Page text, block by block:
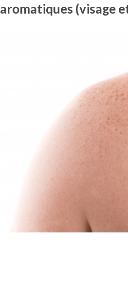
aromatiques (visage